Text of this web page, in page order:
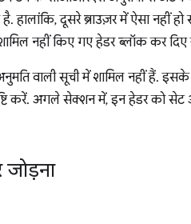
हालांकि, दूसरे ब्राउज़र में ऐसा नहीं
नहीं किए गए हेडर ब्लॉक कर दिए
वाली सूची में शामिल नहीं हैं.
करें. अगले सेक्शन में, इन हेडर को